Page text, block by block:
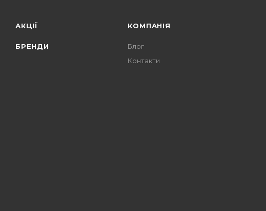
АКЦІЇ
БРЕНДИ
КОМПАНІЯ
Блог
Контакти